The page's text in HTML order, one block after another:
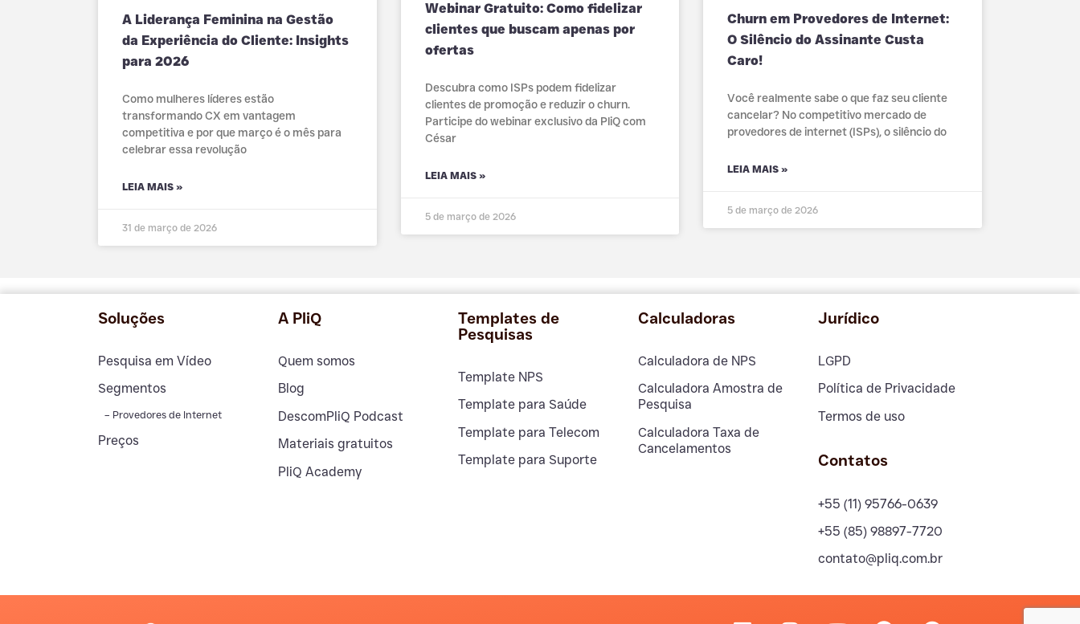
A Liderança Feminina na Gestão
da Experiência do Cliente: Insights
para 2026
Como mulheres líderes estão
transformando CX em vantagem
competitiva e por que março é o mês para
celebrar essa revolução
LEIA MAIS »
31 de março de 2026
Webinar Gratuito: Como fidelizar
clientes que buscam apenas por
ofertas
Descubra como ISPs podem fidelizar
clientes de promoção e reduzir o churn.
Participe do webinar exclusivo da PliQ com
César
LEIA MAIS »
5 de março de 2026
Churn em Provedores de Internet:
O Silêncio do Assinante Custa
Caro!
Você realmente sabe o que faz seu cliente
cancelar? No competitivo mercado de
provedores de internet (ISPs), o silêncio do
LEIA MAIS »
5 de março de 2026
Soluções
Pesquisa em Vídeo
Segmentos
– Provedores de Internet
Preços
A PliQ
Quem somos
Blog
DescomPliQ Podcast
Materiais gratuitos
PliQ Academy
Templates de
Pesquisas
Template NPS
Template para Saúde
Template para Telecom
Template para Suporte
Calculadoras
Calculadora de NPS
Calculadora Amostra de
Pesquisa
Calculadora Taxa de
Cancelamentos
Jurídico
LGPD
Política de Privacidade
Termos de uso
Contatos
+55 (11) 95766-0639
+55 (85) 98897-7720
contato@pliq.com.br